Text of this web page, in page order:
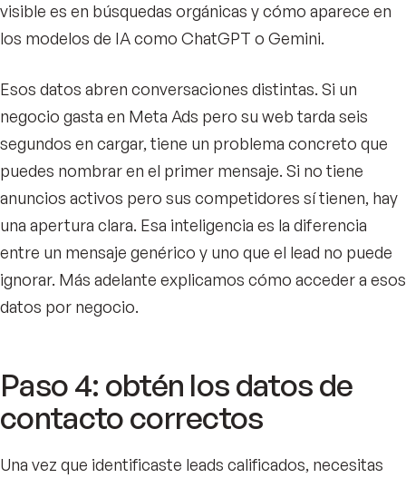
visible es en búsquedas orgánicas y cómo aparece en
los modelos de IA como ChatGPT o Gemini.
Esos datos abren conversaciones distintas. Si un
negocio gasta en Meta Ads pero su web tarda seis
segundos en cargar, tiene un problema concreto que
puedes nombrar en el primer mensaje. Si no tiene
anuncios activos pero sus competidores sí tienen, hay
una apertura clara. Esa inteligencia es la diferencia
entre un mensaje genérico y uno que el lead no puede
ignorar. Más adelante explicamos cómo acceder a esos
datos por negocio.
Paso 4: obtén los datos de
contacto correctos
Una vez que identificaste leads calificados, necesitas